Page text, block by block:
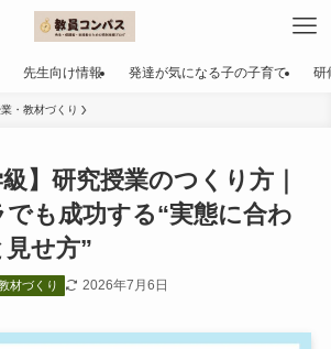
先生向け情報 発達が気になる子の子育て 研
・教材づくり
級】研究授業のつくり方｜
も成功する“実態に合わ
せ方”
材づくり 2026年7月6日